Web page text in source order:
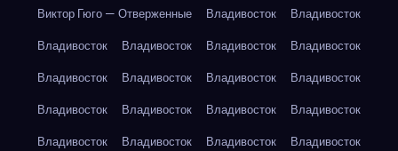
Виктор Гюго — Отверженные
Владивосток
Владивосток
Владивосток
Владивосток Владивосток
Владивосток
Владивосток
Владивосток Владивосток
Владивосток
Владивосток
Владивосток Владивосток
Владивосток
Владивосток
Владивосток Владивосток
Владивосток